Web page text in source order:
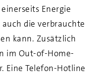
Energie
die verbrauchte
kann. Zusätzlich
im Out-of-Home-
Eine Telefon-Hotline